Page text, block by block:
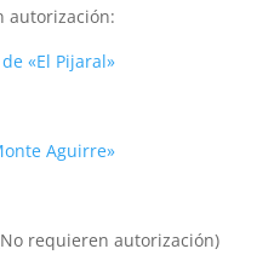
autorización:
«El Pijaral»
Aguirre»
requieren autorización)